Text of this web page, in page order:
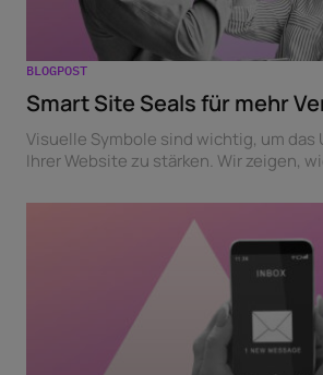
BLOGPOST
Smart Site Seals für mehr
Visuelle Symbole sind wichtig, um das
Ihrer Website zu stärken. Wir zeigen,